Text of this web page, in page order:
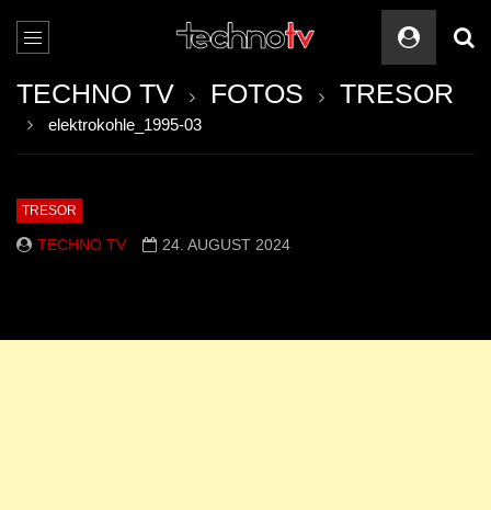
TECHNO TV FOTOS TRESOR
elektrokohle_1995-03
TRESOR
TECHNO TV 24. AUGUST 2024